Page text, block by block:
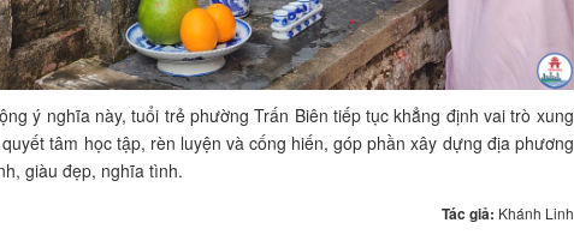
ý nghĩa này, tuổi trẻ phường Trấn Biên tiếp tục khẳng định vai trò xung
tâm học tập, rèn luyện và cống hiến, góp phần xây dựng địa phương
giàu đẹp, nghĩa tình.
Tác giả: Khánh Linh